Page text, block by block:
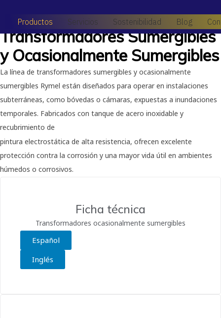
Productos Servicios Sostenibilidad Blog
Producto
Transformadores Sumergibles
y Ocasionalmente Sumergibles
La línea de transformadores sumergibles y ocasionalmente
sumergibles Rymel están diseñados para operar en instalaciones
subterráneas, como bóvedas o cámaras, expuestas a inundaciones
temporales. Fabricados con tanque de acero inoxidable y
recubrimiento de
pintura electrostática de alta resistencia, ofrecen excelente
protección contra la corrosión y una mayor vida útil en ambientes
húmedos o corrosivos.
Ficha técnica
Transformadores ocasionalmente sumergibles
Español
Inglés